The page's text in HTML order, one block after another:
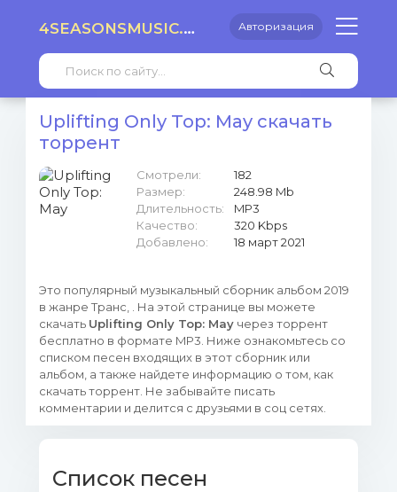
4SEASONSMUSIC.RU Авторизация
Uplifting Only Top: May скачать
торрент
Смотрели:
182
Размер:
248.98 Mb
Длительность:
MP3
Качество:
320 Kbps
Добавлено:
18 март 2021
Это популярный музыкальный сборник альбом 2019
в жанре Транс, . На этой странице вы можете
скачать Uplifting Only Top: May через торрент
бесплатно в формате MP3. Ниже ознакомьтесь со
списком песен входящих в этот сборник или
альбом, а также найдете информацию о том, как
скачать торрент. Не забывайте писать
комментарии и делится с друзьями в соц сетях.
Список песен